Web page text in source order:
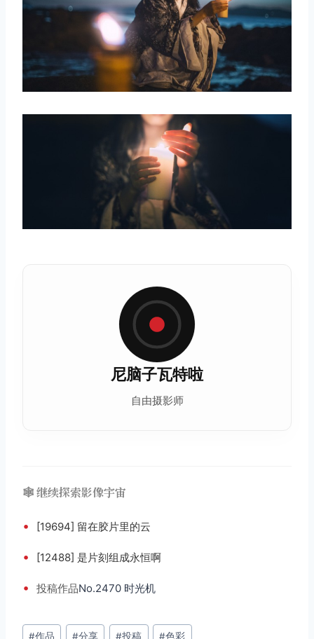
尼脑子瓦特啦
自由摄影师
🕸️ 继续探索影像宇宙
• [19694] 留在胶片里的云
• [12488] 是片刻组成永恒啊
• 投稿作品No.2470 时光机
文
#作品 #分享 #投稿 #色彩